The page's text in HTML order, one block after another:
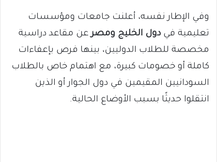
وفي الإطار نفسه، أعلنت جامعات ومؤسسات
تعليمية في دول الخليج ومصرعن مقاعد دراسية
مخصصة للطلاب الدوليين، بينها فرص بإعفاءات
كاملة أو خصومات كبيرة، مع اهتمام خاص بالطلاب
السودانيين المقيمين في دول الجوار أو الذين
انتقلوا حديثًا بسبب الأوضاع الحالية.